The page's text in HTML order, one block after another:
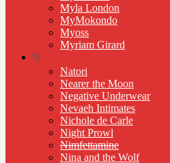
Myla London
MyMokondo
Myoss
Myriam Girard
N
Natori
Nearer the Moon
Negative Underwear
Nevaeh Intimates
Nichole de Carle
Night Prowl
Nimfettamine
Nina and the Wolf